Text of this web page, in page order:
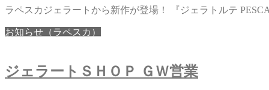
ラペスカジェラートから新作が登場！ 『ジェラトルテ
お知らせ（ラペスカ）
ジェラートＳＨＯＰ ＧＷ営業